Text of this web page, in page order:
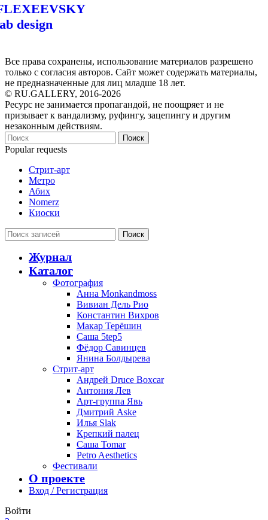
design
Все права сохранены, использование материалов разрешено
только с согласия авторов. Сайт может содержать материалы,
не предназначенные для лиц младше 18 лет.
© RU.GALLERY, 2016-2026
Ресурс не занимается пропагандой, не поощряет и не
призывает к вандализму, руфингу, зацепингу и другим
незаконным действиям.
Поиск
Popular requests
Стрит-арт
Метро
Абих
Nomerz
Киоски
Поиск
Журнал
Каталог
Фотография
Анна Monkandmoss
Вивиан Дель Рио
Константин Вихров
Макар Терёшин
Саша 5tep5
Фёдор Савинцев
Янина Болдырева
Стрит-арт
Андрей Druce Boxcar
Антония Лев
Арт-группа Явь
Дмитрий Aske
Илья Slak
Крепкий палец
Саша Tomar
Petro Aesthetics
Фестивали
О проекте
Вход / Регистрация
Войти